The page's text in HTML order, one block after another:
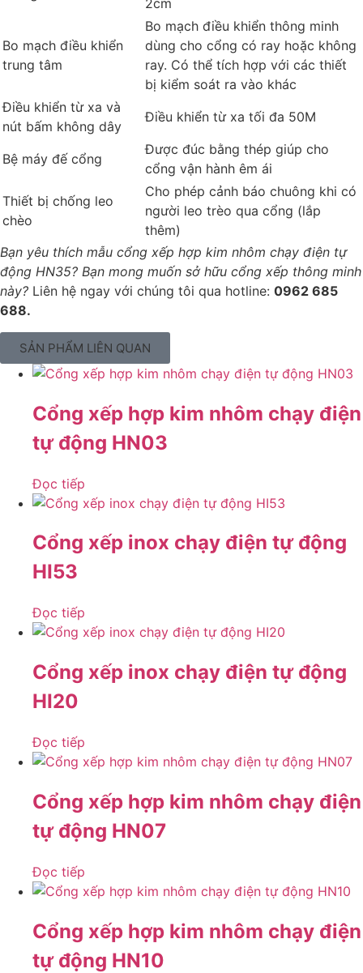
2cm
Bo mạch điều khiển
trung tâm
Bo mạch điều khiển thông minh
dùng cho cổng có ray hoặc không
ray. Có thể tích hợp với các thiết
bị kiểm soát ra vào khác
Điều khiển từ xa và
nút bấm không dây
Điều khiển từ xa tối đa 50M
Bệ máy đế cổng
Được đúc bằng thép giúp cho
cổng vận hành êm ái
Thiết bị chống leo
chèo
Cho phép cảnh báo chuông khi có
người leo trèo qua cổng (lắp
thêm)
Bạn yêu thích mẫu cổng xếp hợp kim nhôm chạy điện tự
động HN35? Bạn mong muốn sở hữu cổng xếp thông minh
này? Liên hệ ngay với chúng tôi qua hotline: 0962 685
688.
SẢN PHẨM LIÊN QUAN
Cổng xếp hợp kim nhôm chạy điện
tự động HN03
Đọc tiếp
Cổng xếp inox chạy điện tự động
HI53
Đọc tiếp
Cổng xếp inox chạy điện tự động
HI20
Đọc tiếp
Cổng xếp hợp kim nhôm chạy điện
tự động HN07
Đọc tiếp
Cổng xếp hợp kim nhôm chạy điện
tự động HN10